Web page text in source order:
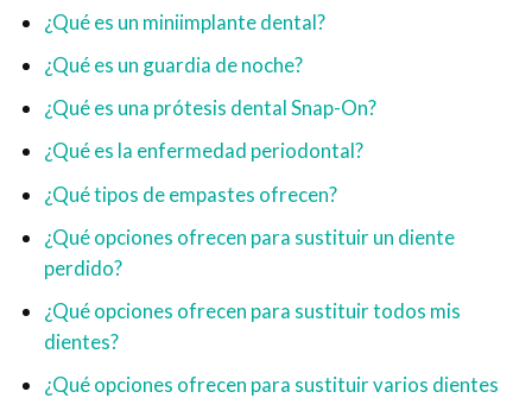
¿Qué es un miniimplante dental?
¿Qué es un guardia de noche?
¿Qué es una prótesis dental Snap-On?
¿Qué es la enfermedad periodontal?
¿Qué tipos de empastes ofrecen?
¿Qué opciones ofrecen para sustituir un diente
perdido?
¿Qué opciones ofrecen para sustituir todos mis
dientes?
¿Qué opciones ofrecen para sustituir varios dientes